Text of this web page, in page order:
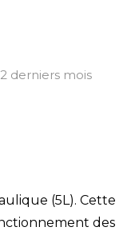
derniers mois
(5L). Cette
des